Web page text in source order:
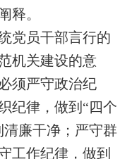
释。
党员干部言行的
机关建设的意
须严守政治纪
纪律，做到“四个
廉干净；严守群
工作纪律，做到